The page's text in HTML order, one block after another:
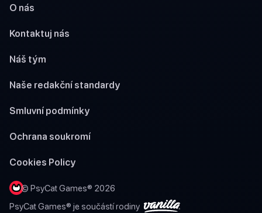
O nás
Kontaktuj nás
Náš tým
Naše redakční standardy
Smluvní podmínky
Ochrana soukromí
Cookies Policy
© PsyCat Games® 2026
PsyCat Games® je součástí rodiny